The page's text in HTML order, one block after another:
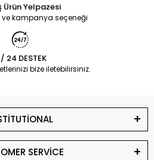
Ürün Yelpazesi
ve kampanya seçeneği
24 DESTEK
bize iletebilirsiniz.
SERVİCE